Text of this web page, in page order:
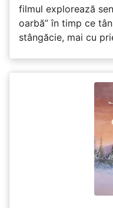
filmul explorează
oarbă” în timp ce
stângăcie, mai cu